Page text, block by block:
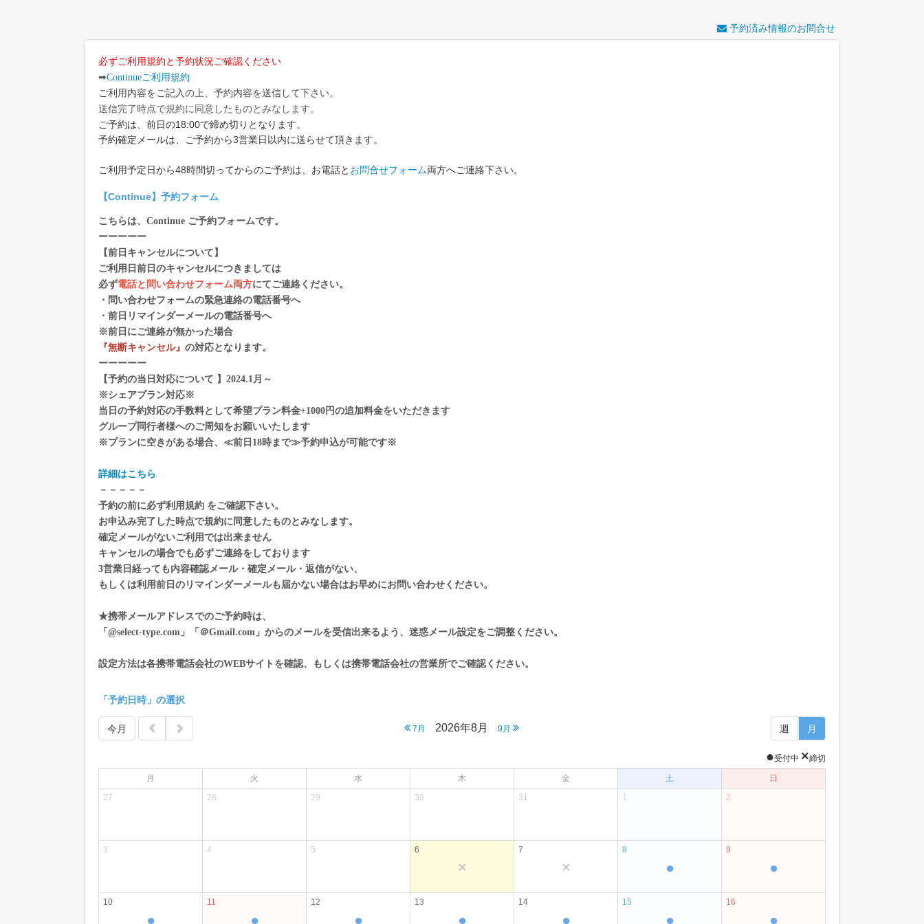
予約済み情報のお問合せ
必ずご利用規約と予約状況ご確認ください
➡Continueご利用規約
ご利用内容をご記入の上、予約内容を送信して下さい。
送信完了時点で規約に同意したものとみなします。
ご予約は、前日の18:00で締め切りとなります。
予約確定メールは、ご予約から3営業日以内に送らせて頂きます。
ご利用予定日から48時間切ってからのご予約は、お電話と お問合せフォーム両方へご連絡下さい。
【Continue】予約フォーム
こちらは、Continue ご予約フォームです。
ーーーーー
【前日キャンセルについて】
ご利用日前日のキャンセルにつきましては
必ず電話と問い合わせフォーム両方にてご連絡ください。
・問い合わせフォームの緊急連絡の電話番号へ
・前日リマインダーメールの電話番号へ
※前日にご連絡が無かった場合
『無断キャンセル』 の対応となります。
ーーーーー
【予約の当日対応について 】2024.1月～
※シェアプラン対応※
当日の予約対応の手数料として希望プラン料金+1000円の追加料金をいただきます
グループ同行者様へのご周知をお願いいたします
※プランに空きがある場合、≪前日18時まで≫予約申込が可能です※
詳細はこちら
－－－－－
予約の前に必ず利用規約 をご確認下さい。
お申込み完了した時点で規約に同意したものとみなします。
確定メールがないご利用では出来ません
キャンセルの場合でも必ずご連絡をしております
3営業日経っても内容確認メール・確定メール・返信がない、
もしくは利用前日のリマインダーメールも届かない場合はお早めにお問い合わせください。
★携帯メールアドレスでのご予約時は、
「@select-type.com」「＠Gmail.com」からのメールを受信出来るよう、迷惑メール設定をご調整ください。
設定方法は各携帯電話会社のWEBサイトを確認、もしくは携帯電話会社の営業所でご確認ください。
「予約日時」の選択
今月 7月 2026年8月 9月 週 月
●受付中 ×締切
月 火 水 木 金 土
日
27
28 29 30 31 1 2
3 4 5 6
×
7
×
8
●
9
●
10
●
11
●
12
●
13
●
14
●
15
●
16
●